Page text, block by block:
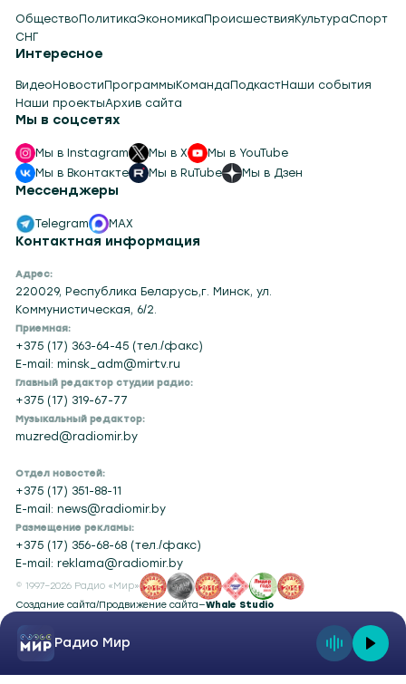
Контактная информация
Адрес:
220029, Республика Беларусь,г. Минск, ул.
Коммунистическая, 6/2.
Приемная:
+375 (17) 363-64-45 (тел./факс)
E-mail: minsk_adm@mirtv.ru
Главный редактор студии радио:
+375 (17) 319-67-77
Музыкальный редактор:
muzred@radiomir.by
Отдел новостей:
+375 (17) 351-88-11
E-mail: news@radiomir.by
Размещение рекламы:
+375 (17) 356-68-68 (тел./факс)
E-mail: reklama@radiomir.by
ОбществоПолитикаЭкономикаПроисшествияКультураСпорт
СНГ
Интересное
ВидеоНовостиПрограммыКомандаПодкастНаши события
Наши проектыАрхив сайта
Мы в соцсетях
Мы в Instagram Мы в X
Мы в YouTube
Мы в Вконтакте
Мы в RuTube Мы в Дзен
Мессенджеры
Telegram MAX
© 1997–2026 Радио «Мир»
Создание сайта/Продвижение сайта—Whale Studio
Радио Мир